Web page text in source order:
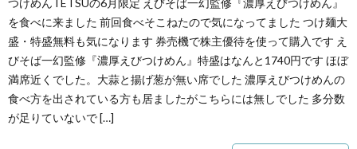
を食べに来ました 前回食べそこねたので気になってました つけ麺大
盛・特盛無料も気になります 券売機で株主優待を使って購入です え
びそば一幻監修『濃厚えびつけめん』特盛はなんと1740円です ほぼ
満席近くでした。大蒜と揚げ葱が無い席でした 濃厚えびつけめんの
食べ方を出されている方も居ましたがこちらには無しでした 多分数
が足りていないで […]